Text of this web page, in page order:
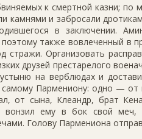
к смертной казни; по
камнями и забросали
в заключении.
также вовлеченный в
стражи. Организовать
друзей престарелого
на верблюдах и
самому Пармениону: одно —
от сына, Клеандр, брат
вонзил ему в бок свой меч,
Голову Пармениона